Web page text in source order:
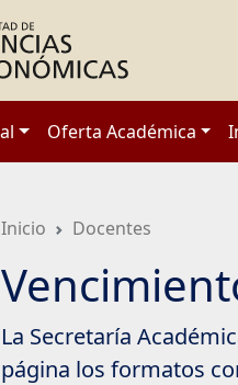
Oferta Académica
Inicio Docentes
La Secretaría
página los formatos